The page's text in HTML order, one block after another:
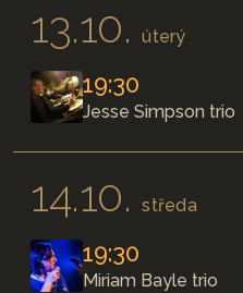
13.10.úterý
19:30
Jesse Simpson trio
14.10.středa
19:30
Miriam Bayle trio